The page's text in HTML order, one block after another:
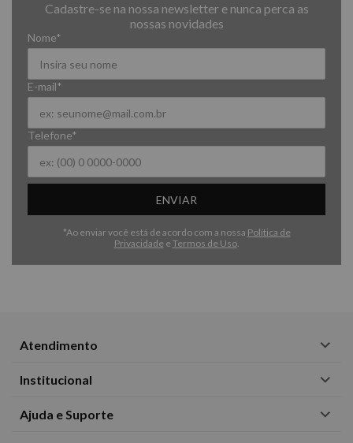
Cadastre-se na nossa newsletter e nunca perca as
nossas novidades
*Ao enviar você está de acordo com a nossa Política de
Privacidade e Termos de Uso.
Nome*
E-mail*
Telefone*
ENVIAR
Atendimento
Institucional
Ajuda e Suporte